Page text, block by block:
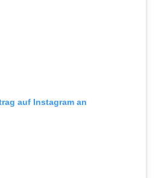
auf Instagram an